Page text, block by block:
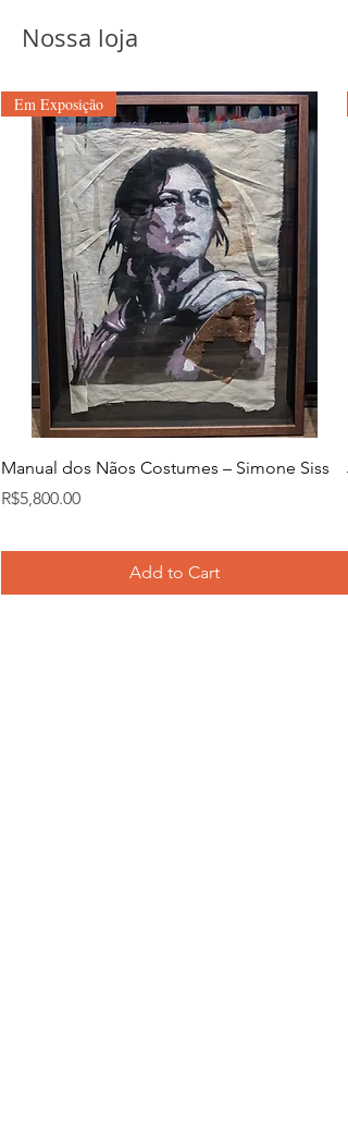
Nossa loja
Em Exposição
Manual dos Nãos Costumes – Simone Siss
Price
R$5,800.00
Add to Cart